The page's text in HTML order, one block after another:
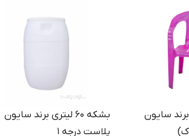
صندلی پلاستیکی برند سایون
بشکه ۶۰ لیتری برند سایون
پلاست درجه 1